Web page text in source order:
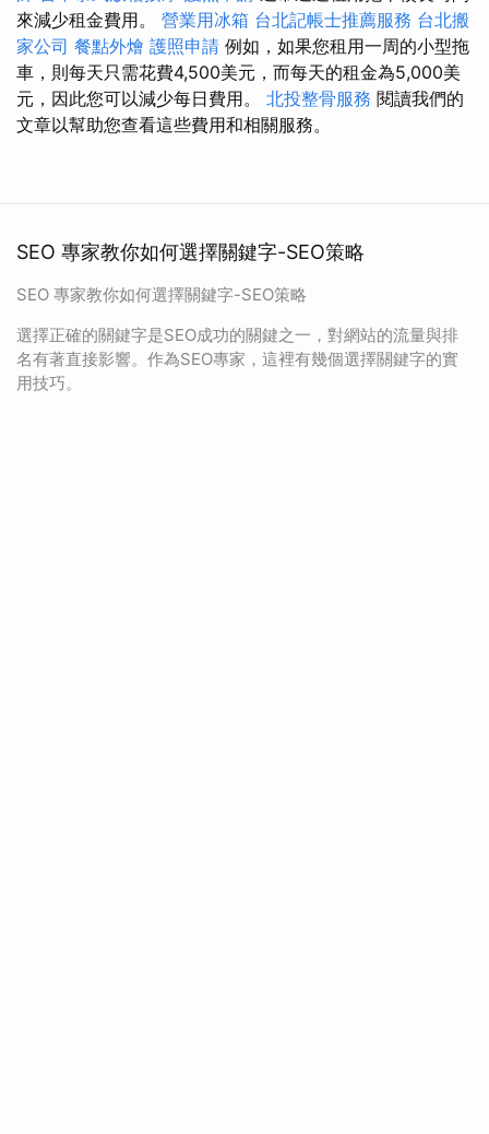
來減少租金費用。 營業用冰箱 台北記帳士推薦服務 台北搬
家公司 餐點外燴 護照申請 例如，如果您租用一周的小型拖
車，則每天只需花費4,500美元，而每天的租金為5,000美
元，因此您可以減少每日費用。 北投整骨服務 閱讀我們的
文章以幫助您查看這些費用和相關服務。
SEO 專家教你如何選擇關鍵字-SEO策略
SEO 專家教你如何選擇關鍵字-SEO策略
選擇正確的關鍵字是SEO成功的關鍵之一，對網站的流量與排
名有著直接影響。作為SEO專家，這裡有幾個選擇關鍵字的實
用技巧。